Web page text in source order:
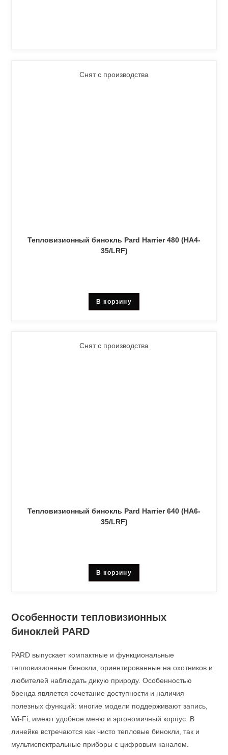
Снят с производства
Тепловизионный бинокль Pard Harrier 480 (HA4-
35/LRF)
В корзину
Снят с производства
Тепловизионный бинокль Pard Harrier 640 (HA6-
35/LRF)
В корзину
Особенности тепловизионных
биноклей PARD
PARD выпускает компактные и функциональные
тепловизионные бинокли, ориентированные на охотников и
любителей наблюдать дикую природу. Особенностью
бренда является сочетание доступности и наличия
полезных функций: многие модели поддерживают запись,
Wi‑Fi, имеют удобное меню и эргономичный корпус. В
линейке встречаются как чисто тепловые бинокли, так и
мультиспектральные приборы с цифровым каналом.